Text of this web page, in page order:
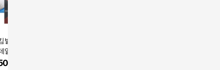
벌리 크리넥스 K
일리 마스크 50
리형